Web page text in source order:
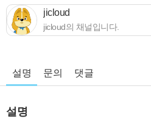
jicloud
jicloud의 채널입니다.
설명 문의 댓글
설명